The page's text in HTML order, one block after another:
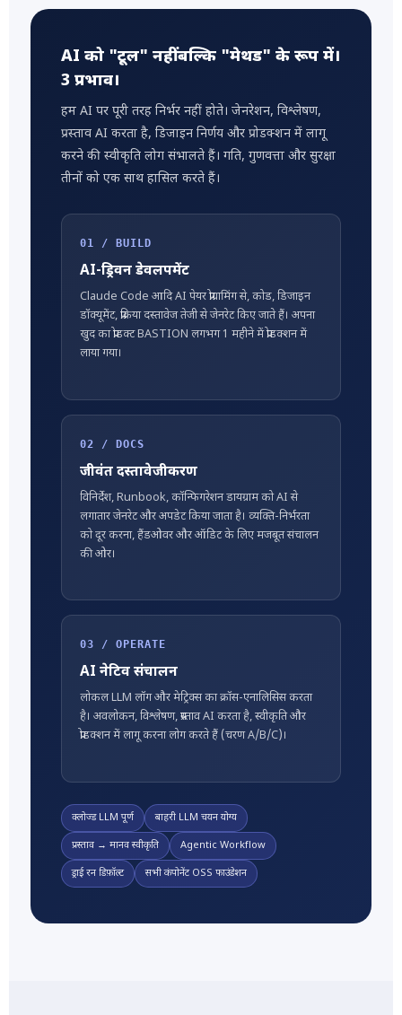
AI को "टूल" नहीं बल्कि "मेथड" के रूप में।
3 प्रभाव।
हम AI पर पूरी तरह निर्भर नहीं होते। जेनरेशन, विश्लेषण,
प्रस्ताव AI करता है, डिजाइन निर्णय और प्रोडक्शन में लागू
करने की स्वीकृति लोग संभालते हैं। गति, गुणवत्ता और सुरक्षा
तीनों को एक साथ हासिल करते हैं।
01 / BUILD
AI-ड्रिवन डेवलपमेंट
Claude Code आदि AI पेयर प्रोग्रामिंग से, कोड, डिजाइन
डॉक्यूमेंट, प्रक्रिया दस्तावेज तेजी से जेनरेट किए जाते हैं। अपना
खुद का प्रोडक्ट BASTION लगभग 1 महीने में प्रोडक्शन में
लाया गया।
02 / DOCS
जीवंत दस्तावेजीकरण
विनिर्देश, Runbook, कॉन्फिगरेशन डायग्राम को AI से
लगातार जेनरेट और अपडेट किया जाता है। व्यक्ति-निर्भरता
को दूर करना, हैंडओवर और ऑडिट के लिए मजबूत संचालन
की ओर।
03 / OPERATE
AI नेटिव संचालन
लोकल LLM लॉग और मेट्रिक्स का क्रॉस-एनालिसिस करता
है। अवलोकन, विश्लेषण, प्रस्ताव AI करता है, स्वीकृति और
प्रोडक्शन में लागू करना लोग करते हैं (चरण A/B/C)।
क्लोज्ड LLM पूर्ण बाहरी LLM चयन योग्य
प्रस्ताव → मानव स्वीकृति Agentic Workflow
ड्राई रन डिफ़ॉल्ट सभी कंपोनेंट OSS फाउंडेशन